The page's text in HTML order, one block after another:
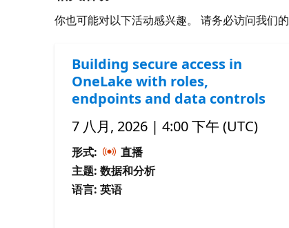
你也可能对以下活动感兴趣。 请务必访问我们的
Building secure access in
OneLake with roles,
endpoints and data controls
7 八月, 2026 | 4:00 下午 (UTC)
形式:
直播
主题: 数据和分析
语言: 英语